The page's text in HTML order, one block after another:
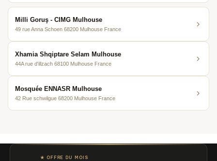
Milli Goruş - CIMG Mulhouse
49 rue Anna Schoen 68200 Mulhouse France
Xhamia Shqiptare Selam Mulhouse
44A rue d'illzach 68100 Mulhouse France
Mosquée ENNASR Mulhouse
42 Rue schwilgue 68200 Mulhouse France
★ OFFRE DU MOIS